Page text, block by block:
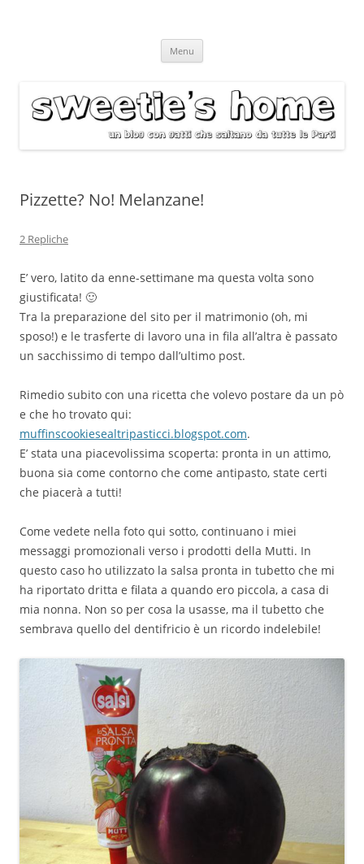
Menu
Pizzette? No! Melanzane!
2 Repliche
E’ vero, latito da enne-settimane ma questa volta sono
giustificata! 🙂
Tra la preparazione del sito per il matrimonio (oh, mi
sposo!) e le trasferte di lavoro una in fila all’altra è passato
un sacchissimo di tempo dall’ultimo post.
Rimedio subito con una ricetta che volevo postare da un pò
e che ho trovato qui:
muffinscookiesealtripasticci.blogspot.com.
E’ stata una piacevolissima scoperta: pronta in un attimo,
buona sia come contorno che come antipasto, state certi
che piacerà a tutti!
Come vedete nella foto qui sotto, continuano i miei
messaggi promozionali verso i prodotti della Mutti. In
questo caso ho utilizzato la salsa pronta in tubetto che mi
ha riportato dritta e filata a quando ero piccola, a casa di
mia nonna. Non so per cosa la usasse, ma il tubetto che
sembrava quello del dentifricio è un ricordo indelebile!